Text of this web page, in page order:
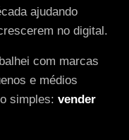
ajudando
no digital.
com marcas
e médios
simples: vender